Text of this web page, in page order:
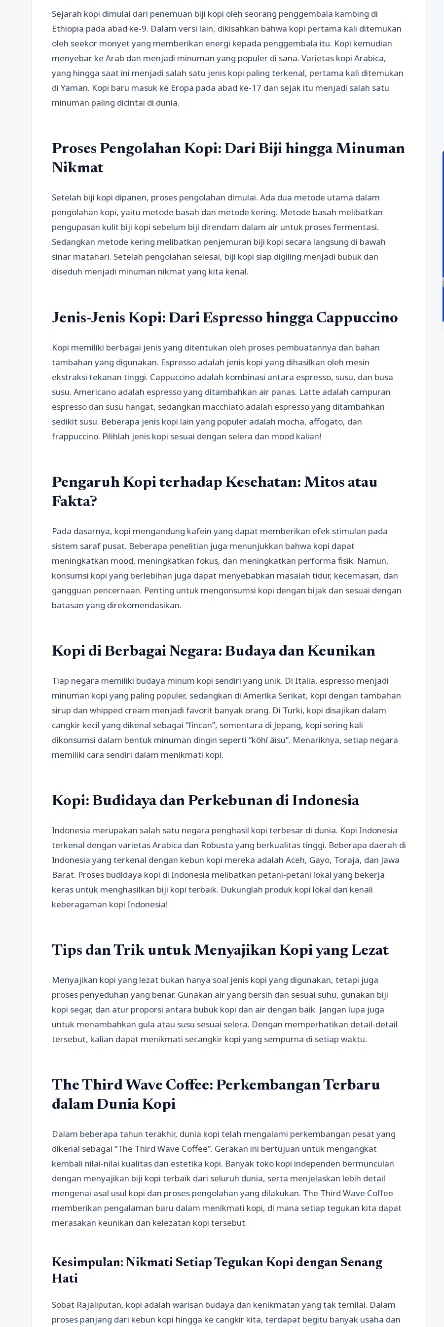
Sejarah kopi dimulai dari penemuan biji kopi oleh seorang penggembala kambing di
Ethiopia pada abad ke-9. Dalam versi lain, dikisahkan bahwa kopi pertama kali ditemukan
oleh seekor monyet yang memberikan energi kepada penggembala itu. Kopi kemudian
menyebar ke Arab dan menjadi minuman yang populer di sana. Varietas kopi Arabica,
yang hingga saat ini menjadi salah satu jenis kopi paling terkenal, pertama kali ditemukan
di Yaman. Kopi baru masuk ke Eropa pada abad ke-17 dan sejak itu menjadi salah satu
minuman paling dicintai di dunia.
Proses Pengolahan Kopi: Dari Biji hingga Minuman
Nikmat
Setelah biji kopi dipanen, proses pengolahan dimulai. Ada dua metode utama dalam
pengolahan kopi, yaitu metode basah dan metode kering. Metode basah melibatkan
pengupasan kulit biji kopi sebelum biji direndam dalam air untuk proses fermentasi.
Sedangkan metode kering melibatkan penjemuran biji kopi secara langsung di bawah
sinar matahari. Setelah pengolahan selesai, biji kopi siap digiling menjadi bubuk dan
diseduh menjadi minuman nikmat yang kita kenal.
Jenis-Jenis Kopi: Dari Espresso hingga Cappuccino
Kopi memiliki berbagai jenis yang ditentukan oleh proses pembuatannya dan bahan
tambahan yang digunakan. Espresso adalah jenis kopi yang dihasilkan oleh mesin
ekstraksi tekanan tinggi. Cappuccino adalah kombinasi antara espresso, susu, dan busa
susu. Americano adalah espresso yang ditambahkan air panas. Latte adalah campuran
espresso dan susu hangat, sedangkan macchiato adalah espresso yang ditambahkan
sedikit susu. Beberapa jenis kopi lain yang populer adalah mocha, affogato, dan
frappuccino. Pilihlah jenis kopi sesuai dengan selera dan mood kalian!
Pengaruh Kopi terhadap Kesehatan: Mitos atau
Fakta?
Pada dasarnya, kopi mengandung kafein yang dapat memberikan efek stimulan pada
sistem saraf pusat. Beberapa penelitian juga menunjukkan bahwa kopi dapat
meningkatkan mood, meningkatkan fokus, dan meningkatkan performa fisik. Namun,
konsumsi kopi yang berlebihan juga dapat menyebabkan masalah tidur, kecemasan, dan
gangguan pencernaan. Penting untuk mengonsumsi kopi dengan bijak dan sesuai dengan
batasan yang direkomendasikan.
Kopi di Berbagai Negara: Budaya dan Keunikan
Tiap negara memiliki budaya minum kopi sendiri yang unik. Di Italia, espresso menjadi
minuman kopi yang paling populer, sedangkan di Amerika Serikat, kopi dengan tambahan
sirup dan whipped cream menjadi favorit banyak orang. Di Turki, kopi disajikan dalam
cangkir kecil yang dikenal sebagai “fincan”, sementara di Jepang, kopi sering kali
dikonsumsi dalam bentuk minuman dingin seperti “kōhī āisu”. Menariknya, setiap negara
memiliki cara sendiri dalam menikmati kopi.
Kopi: Budidaya dan Perkebunan di Indonesia
Indonesia merupakan salah satu negara penghasil kopi terbesar di dunia. Kopi Indonesia
terkenal dengan varietas Arabica dan Robusta yang berkualitas tinggi. Beberapa daerah di
Indonesia yang terkenal dengan kebun kopi mereka adalah Aceh, Gayo, Toraja, dan Jawa
Barat. Proses budidaya kopi di Indonesia melibatkan petani-petani lokal yang bekerja
keras untuk menghasilkan biji kopi terbaik. Dukunglah produk kopi lokal dan kenali
keberagaman kopi Indonesia!
Tips dan Trik untuk Menyajikan Kopi yang Lezat
Menyajikan kopi yang lezat bukan hanya soal jenis kopi yang digunakan, tetapi juga
proses penyeduhan yang benar. Gunakan air yang bersih dan sesuai suhu, gunakan biji
kopi segar, dan atur proporsi antara bubuk kopi dan air dengan baik. Jangan lupa juga
untuk menambahkan gula atau susu sesuai selera. Dengan memperhatikan detail-detail
tersebut, kalian dapat menikmati secangkir kopi yang sempurna di setiap waktu.
The Third Wave Coffee: Perkembangan Terbaru
dalam Dunia Kopi
Dalam beberapa tahun terakhir, dunia kopi telah mengalami perkembangan pesat yang
dikenal sebagai “The Third Wave Coffee”. Gerakan ini bertujuan untuk mengangkat
kembali nilai-nilai kualitas dan estetika kopi. Banyak toko kopi independen bermunculan
dengan menyajikan biji kopi terbaik dari seluruh dunia, serta menjelaskan lebih detail
mengenai asal usul kopi dan proses pengolahan yang dilakukan. The Third Wave Coffee
memberikan pengalaman baru dalam menikmati kopi, di mana setiap tegukan kita dapat
merasakan keunikan dan kelezatan kopi tersebut.
Kesimpulan: Nikmati Setiap Tegukan Kopi dengan Senang
Hati
Sobat Rajaliputan, kopi adalah warisan budaya dan kenikmatan yang tak ternilai. Dalam
proses panjang dari kebun kopi hingga ke cangkir kita, terdapat begitu banyak usaha dan